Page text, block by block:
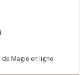
de Magie en ligne